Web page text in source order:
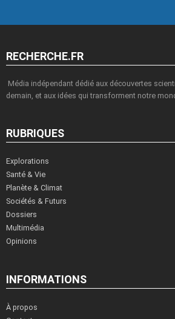
RECHERCHE.FR
Média indépendant dédié aux découvertes
demain, et aux idées qui transforment notre
RUBRIQUES
Explorations
Santé & Vie
Planète & Climat
Sociétés & Futurs
Dossiers
Multimédia
Opinions
INFORMATIONS
À propos